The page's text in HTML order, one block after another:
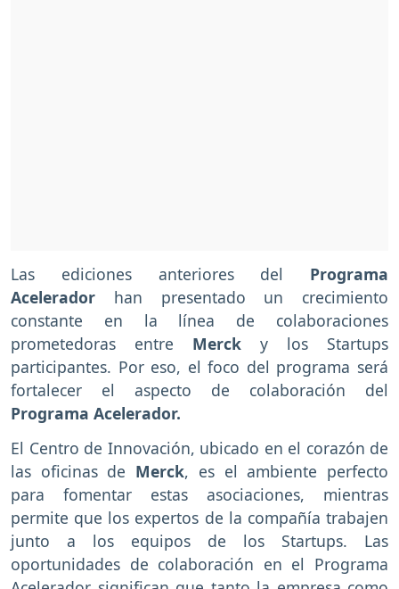
Las ediciones anteriores del Programa
Acelerador han presentado un crecimiento
constante en la línea de colaboraciones
prometedoras entre Merck y los Startups
participantes. Por eso, el foco del programa será
fortalecer el aspecto de colaboración del
Programa Acelerador.
El Centro de Innovación, ubicado en el corazón de
las oficinas de Merck, es el ambiente perfecto
para fomentar estas asociaciones, mientras
permite que los expertos de la compañía trabajen
junto a los equipos de los Startups. Las
oportunidades de colaboración en el Programa